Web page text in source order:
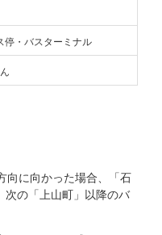
停・バスターミナル
向に向かった場合、「石
次の「上山町」以降のバ